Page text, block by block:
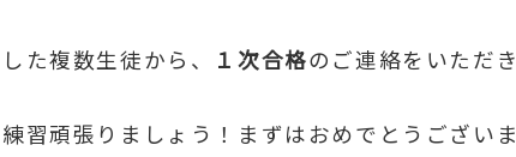
た複数生徒から、 １次合格のご連絡をいただ
習頑張りましょう！まずはおめでとうござい